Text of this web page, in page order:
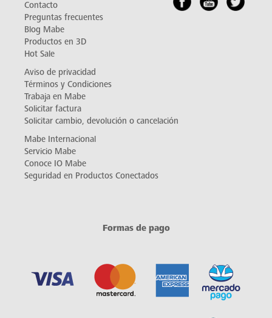
Contacto
Preguntas frecuentes
Blog Mabe
Productos en 3D
Hot Sale
Aviso de privacidad
Términos y Condiciones
Trabaja en Mabe
Solicitar factura
Solicitar cambio, devolución o cancelación
Mabe Internacional
Servicio Mabe
Conoce IO Mabe
Seguridad en Productos Conectados
Formas de pago